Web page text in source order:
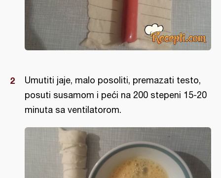
Umutiti jaje, malo posoliti, premazati testo,
posuti susamom i peći na 200 stepeni 15-20
minuta sa ventilatorom.